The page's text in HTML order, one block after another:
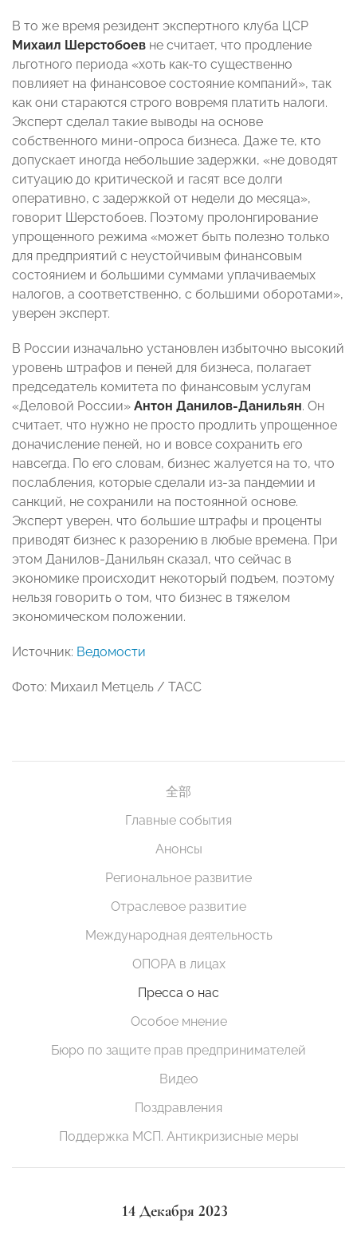
В то же время резидент экспертного клуба ЦСР
Михаил Шерстобоев не считает, что продление
льготного периода «хоть как-то существенно
повлияет на финансовое состояние компаний», так
как они стараются строго вовремя платить налоги.
Эксперт сделал такие выводы на основе
собственного мини-опроса бизнеса. Даже те, кто
допускает иногда небольшие задержки, «не доводят
ситуацию до критической и гасят все долги
оперативно, с задержкой от недели до месяца»,
говорит Шерстобоев. Поэтому пролонгирование
упрощенного режима «может быть полезно только
для предприятий с неустойчивым финансовым
состоянием и большими суммами уплачиваемых
налогов, а соответственно, с большими оборотами»,
уверен эксперт.
В России изначально установлен избыточно высокий
уровень штрафов и пеней для бизнеса, полагает
председатель комитета по финансовым услугам
«Деловой России» Антон Данилов-Данильян. Он
считает, что нужно не просто продлить упрощенное
доначисление пеней, но и вовсе сохранить его
навсегда. По его словам, бизнес жалуется на то, что
послабления, которые сделали из-за пандемии и
санкций, не сохранили на постоянной основе.
Эксперт уверен, что большие штрафы и проценты
приводят бизнес к разорению в любые времена. При
этом Данилов-Данильян сказал, что сейчас в
экономике происходит некоторый подъем, поэтому
нельзя говорить о том, что бизнес в тяжелом
экономическом положении.
Источник: Ведомости
Фото: Михаил Метцель / ТАСС
全部
Главные события
Анонсы
Региональное развитие
Отраслевое развитие
Международная деятельность
ОПОРА в лицах
Пресса о нас
Особое мнение
Бюро по защите прав предпринимателей
Видео
Поздравления
Поддержка МСП. Антикризисные меры
14 Декабря 2023